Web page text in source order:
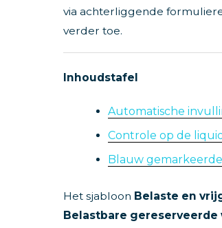
via achterliggende
verder toe.
Inhoudstafel
Automatische
Controle op de
Blauw
Het sjabloon Belaste en
Belastbare gereserveerde